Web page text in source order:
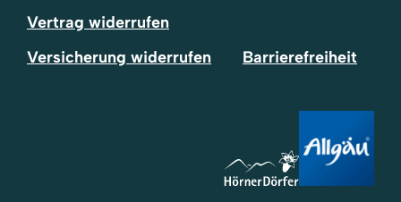
Vertrag widerrufen
Versicherung widerrufen
Barrierefreiheit